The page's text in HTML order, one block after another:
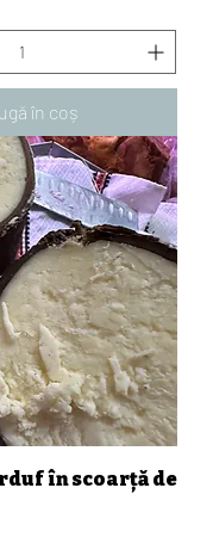
în coș
în scoarță de